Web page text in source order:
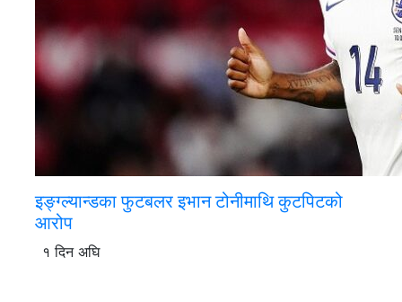
इङ्ग्ल्यान्डका फुटबलर इभान टोनीमाथि कुटपिटको
आरोप
१ दिन अघि